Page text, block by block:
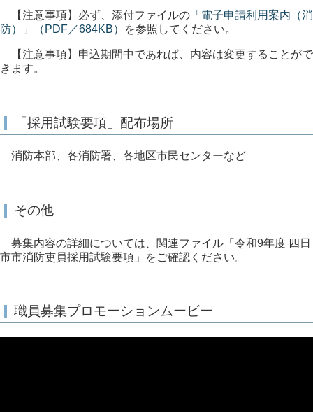
【注意事項】必ず、添付ファイルの 「電子申請利用案内（消
防）」（PDF／684KB）
を参照してください。
【注意事項】申込期間中であれば、内容は変更することがで
きます。
「採用試験要項」配布場所
消防本部、各消防署、各地区市民センターなど
その他
募集内容の詳細については、関連ファイル「令和9年度 四日
市市消防吏員採用試験要項」をご確認ください。
職員募集プロモーションムービー